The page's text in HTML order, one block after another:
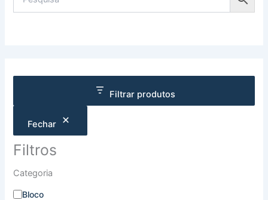
Filtrar produtos
Fechar
Filtros
Categoria
Bloco